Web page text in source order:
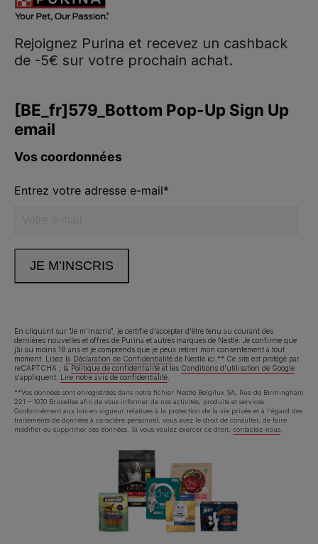
Rejoignez Purina et recevez un cashback
de -5€ sur votre prochain achat.
En cliquant sur "Je m'inscris", je certifie d'accepter d'être tenu au courant des
dernières nouvelles et offres de Purina et autres marques de Nestlé. Je confirme que
j’ai au moins 18 ans et je comprends que je peux retirer mon consentement à tout
moment. Lisez la Déclaration de Confidentialité de Nestlé ici.** Ce site est protégé par
reCAPTCHA ; la Politique de confidentialité et les Conditions d'utilisation de Google
s'appliquent.
Lire notre avis de confidentialité
**Vos données sont enregistrées dans notre fichier Nestlé Belgilux SA, Rue de Birmingham
221 – 1070 Bruxelles afin de vous informer de nos activités, produits et services.
Conformément aux lois en vigueur relatives à la protection de la vie privée et à l'égard des
traitements de données à caractère personnel, vous avez le droit de consulter, de faire
modifier ou supprimer ces données. Si vous voulez exercer ce droit, contactez-nous.
Neem contact met ons op
©Reg. Trademark of Nestlé S.A.
Déclaration d'accessibilité Conditions d’utilisation
Avis de confidentialité Cookies